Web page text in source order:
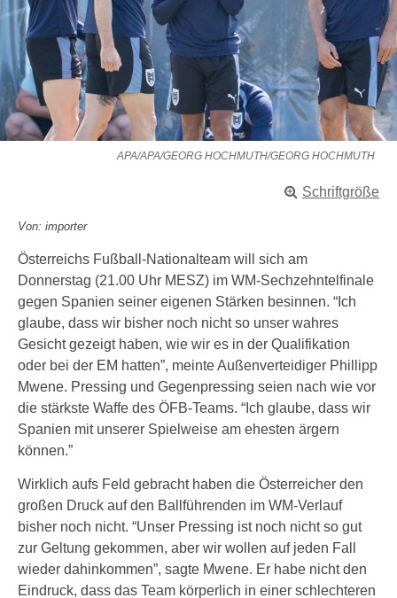
APA/APA/GEORG HOCHMUTH/GEORG HOCHMUTH
Schriftgröße
Von: importer
Österreichs Fußball-Nationalteam will sich am
Donnerstag (21.00 Uhr MESZ) im WM-Sechzehntelfinale
gegen Spanien seiner eigenen Stärken besinnen. “Ich
glaube, dass wir bisher noch nicht so unser wahres
Gesicht gezeigt haben, wie wir es in der Qualifikation
oder bei der EM hatten”, meinte Außenverteidiger Phillipp
Mwene. Pressing und Gegenpressing seien nach wie vor
die stärkste Waffe des ÖFB-Teams. “Ich glaube, dass wir
Spanien mit unserer Spielweise am ehesten ärgern
können.”
Wirklich aufs Feld gebracht haben die Österreicher den
großen Druck auf den Ballführenden im WM-Verlauf
bisher noch nicht. “Unser Pressing ist noch nicht so gut
zur Geltung gekommen, aber wir wollen auf jeden Fall
wieder dahinkommen”, sagte Mwene. Er habe nicht den
Eindruck, dass das Team körperlich in einer schlechteren